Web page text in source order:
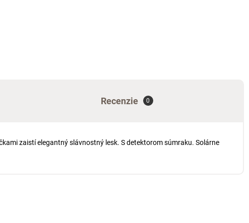
Recenzie 0
zaistí elegantný slávnostný lesk. S detektorom súmraku. Solárne